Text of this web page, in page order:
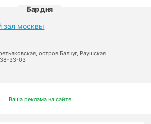
Бар дня
остров Балчуг, Раушская
33-03
Ваша реклама на сайте